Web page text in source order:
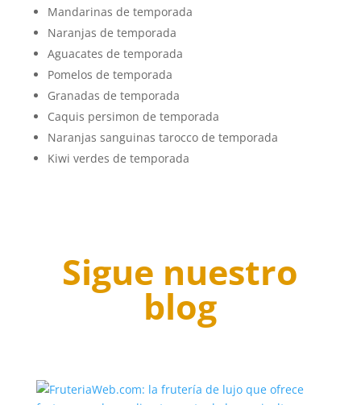
Mandarinas de temporada
Naranjas de temporada
Aguacates de temporada
Pomelos de temporada
Granadas de temporada
Caquis persimon de temporada
Naranjas sanguinas tarocco de temporada
Kiwi verdes de temporada
Sigue nuestro
blog